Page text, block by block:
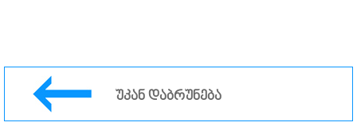
უკან დაბრუნება